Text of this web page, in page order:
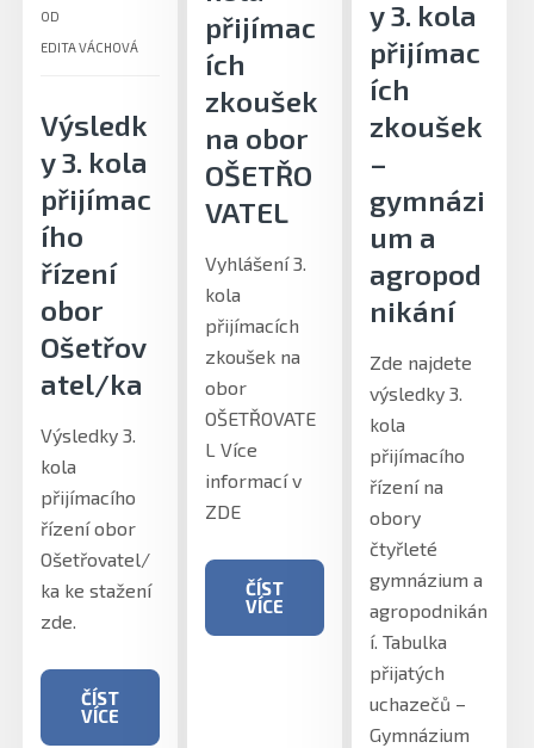
OD
EDITA VÁCHOVÁ
Výsledk
y 3. kola
přijímac
ího
řízení
obor
Ošetřov
atel/ka
Výsledky 3.
kola
přijímacího
řízení obor
Ošetřovatel/
ka ke stažení
zde.
ČÍST
VÍCE
přijímac
ích
zkoušek
na obor
OŠETŘO
VATEL
Vyhlášení 3.
kola
přijímacích
zkoušek na
obor
OŠETŘOVATE
L Více
informací v
ZDE
ČÍST
VÍCE
y 3. kola
přijímac
ích
zkoušek
–
gymnázi
um a
agropod
nikání
Zde najdete
výsledky 3.
kola
přijímacího
řízení na
obory
čtyřleté
gymnázium a
agropodnikán
í. Tabulka
přijatých
uchazečů –
Gymnázium